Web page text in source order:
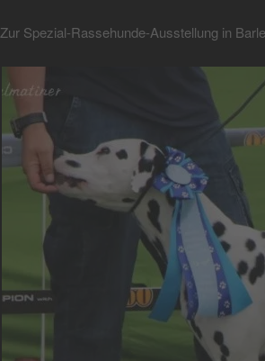
Zur Spezial-Rassehunde-Ausstellung in